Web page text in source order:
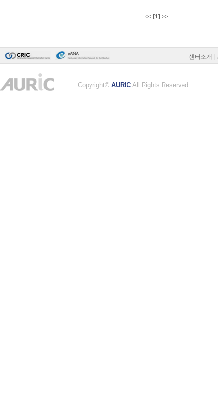
<< [1] >>
센터소개
Copyright© AURIC All Rights Reserved.